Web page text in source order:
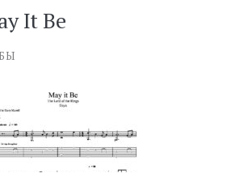
It Be